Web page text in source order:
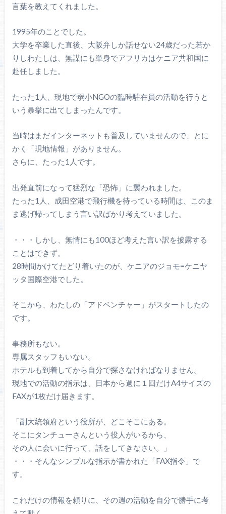
言葉を教えてくれました。
1995年のことでした。
大学を卒業した直後、大阪弁しか話せない24歳だった若か
りしわたしは、無謀にも単身でアフリカはケニア共和国に
赴任しました。
たった1人、現地で弱小NGOの臨時駐在員の活動を行うと
いう暴挙に出てしまったんです。
当時はまだインターネットも普及していませんので、とに
かく「現地情報」がありません。
さらに、たった1人です。
出発直前になって猛烈な「恐怖」に襲われました。
たった1人、成田空港で飛行機を待っている時間は、このま
ま逃げ帰ってしまう言い訳ばかり考えていました。
・・・しかし、無情にも100ほど考えた言い訳を披露する
ことはできず。
28時間かけてたどり着いたのが、ケニアのジョモ=ケニヤ
ッタ国際空港でした。
そこから、わたしの「アドベンチャー」がスタートしたの
です。
事務所もない。
専属スタッフもいない。
ホテルも到着してから自分で探さなければなりません。
現地での活動の指示は、日本から週に１回だけA4サイズの
FAXが1枚だけ届きます。
「副大統領府という役所が、どこそこにある。
そこにタンチューさんという役人がいるから、
その人に会いに行って、話をしてきなさい。」
・・・そんなシンプルな指示が書かれた「FAX指令」で
す。
これだけの情報を頼りに、その週の活動を自分で勝手に考